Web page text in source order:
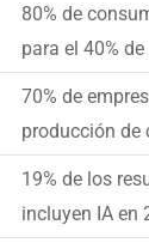
80% de
para el 40%
70% de
producción de
19% de los
incluyen IA en